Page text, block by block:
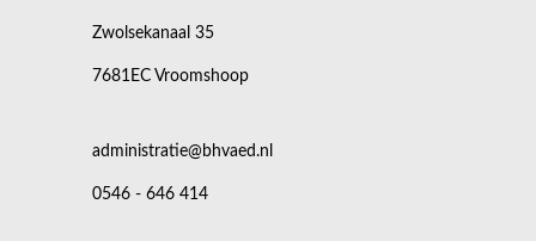
Zwolsekanaal 35
7681EC Vroomshoop
administratie@bhvaed.nl
0546 - 646 414